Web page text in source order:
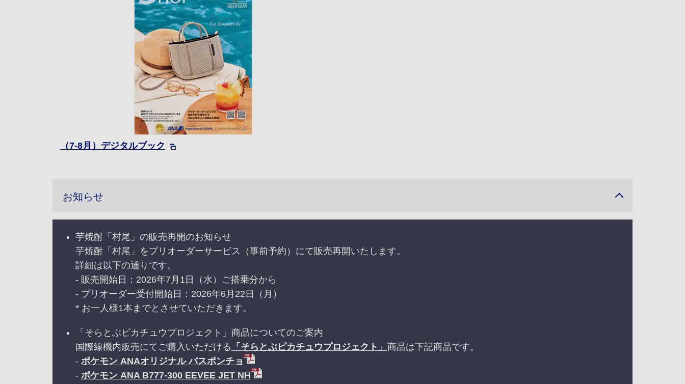
（7-8月）デジタルブック
お知らせ
芋焼酎「村尾」の販売再開のお知らせ
芋焼酎「村尾」をプリオーダーサービス（事前予約）にて販売再開いたします。
詳細は以下の通りです。
- 販売開始日：2026年7月1日（水）ご搭乗分から
- プリオーダー受付開始日：2026年6月22日（月）
* お一人様1本までとさせていただきます。
「そらとぶピカチュウプロジェクト」商品についてのご案内
国際線機内販売にてご購入いただける 「そらとぶピカチュウプロジェクト」 商品は下記商品です。
- ポケモン ANAオリジナル バスポンチョ
- ポケモン ANA B777-300 EEVEE JET NH